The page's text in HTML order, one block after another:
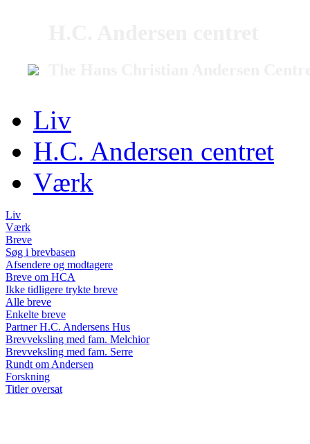
Liv
H.C. Andersen centret
Værk
Liv
Værk
Breve
Søg i brevbasen
Afsendere og modtagere
Breve om HCA
Ikke tidligere trykte breve
Alle breve
Enkelte breve
Partner H.C. Andersens Hus
Brevveksling med fam. Melchior
Brevveksling med fam. Serre
Rundt om Andersen
Forskning
Titler oversat